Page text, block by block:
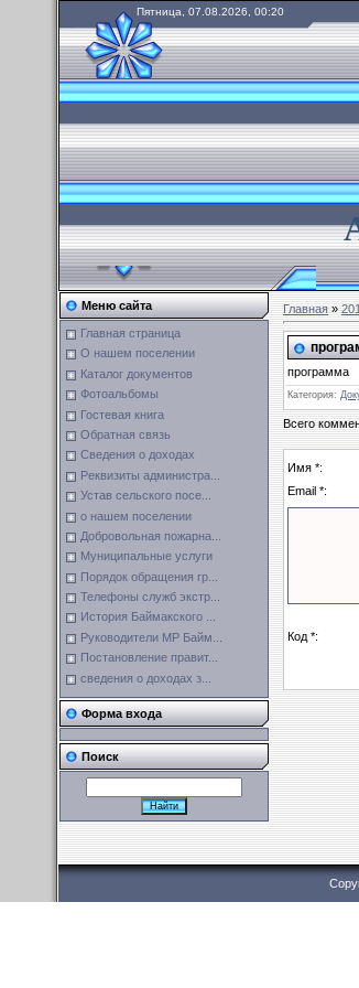
Пятница, 07.08.2026, 00:20
Меню сайта
Главная страница
О нашем поселении
Каталог документов
Фотоальбомы
Гостевая книга
Обратная связь
Сведения о доходах
Реквизиты администра...
Устав сельского посе...
о нашем поселении
Добровольная пожарна...
Муниципальные услуги
Порядок обращения гр...
Телефоны служб экстр...
История Баймакского ...
Руководители МР Байм...
Постановление правит...
сведения о доходах з...
Форма входа
Поиск
Главная»
программа
Категория:
Всего
Имя *:
Email *:
Код *: